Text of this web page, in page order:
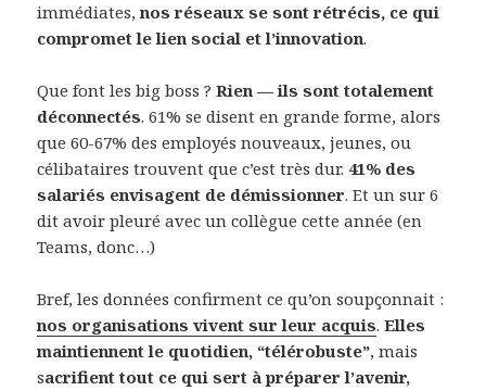
immédiates,nos réseaux se sont rétrécis, ce qui
compromet le lien social et l’innovation.
Que font les big boss ?Rien — ils sont totalement
déconnectés. 61% se disent en grande forme, alors
que 60-67% des employés nouveaux, jeunes, ou
célibataires trouvent que c’est très dur. 41% des
salariés envisagent de démissionner. Et un sur 6
dit avoir pleuré avec un collègue cette année (en
Teams, donc…)
Bref, les données confirment ce qu’on soupçonnait :
nos organisations vivent sur leur acquis.Elles
maintiennent le quotidien, “télérobuste”, mais
sacrifient tout ce qui sert à préparer l’avenir,